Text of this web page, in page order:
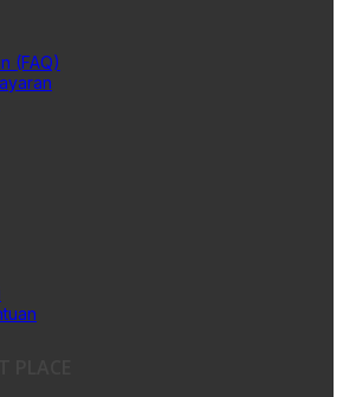
(FAQ)